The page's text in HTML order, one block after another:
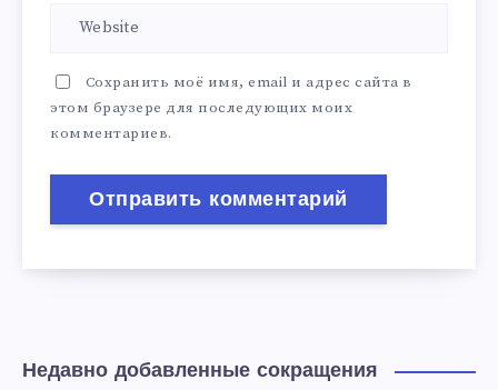
Сохранить моё имя, email и адрес сайта в
этом браузере для последующих моих
комментариев.
Недавно добавленные сокращения